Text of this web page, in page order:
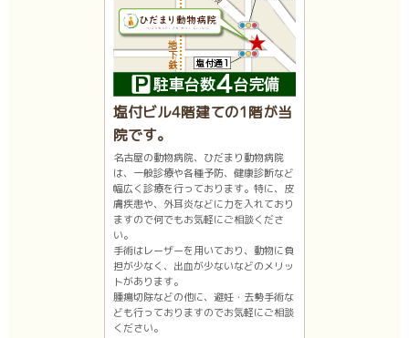
塩付ビル4階建ての1階が当
院です。
名古屋の動物病院、ひだまり動物病院
は、一般診療や各種予防、健康診断など
幅広く診療を行っております。特に、皮
膚疾患や、外耳炎などに力を入れており
ますので何でもお気軽にご相談くださ
い。
手術はレーザーを用いており、動物に負
担が少なく、出血が少ないなどのメリッ
トがあります。
腫瘍切除などの他に、避妊・去勢手術な
ども行っておりますのでお気軽にご相談
ください。